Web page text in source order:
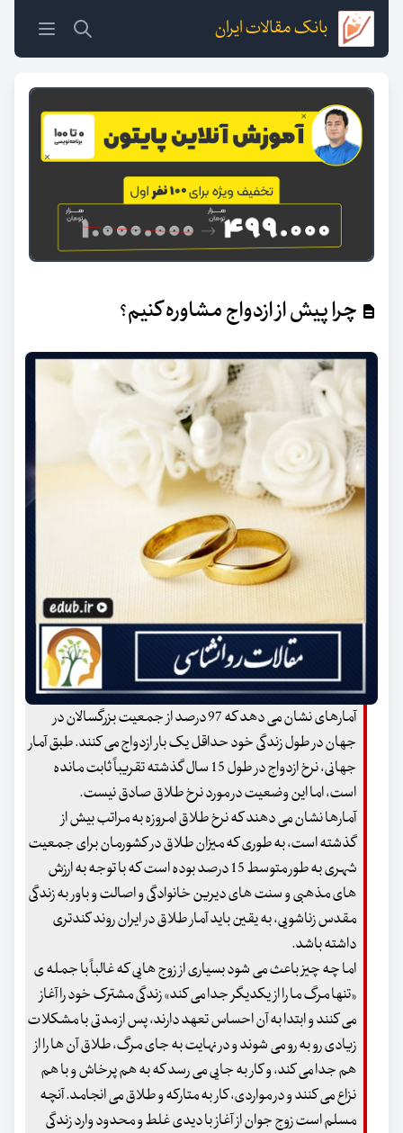
بانک مقالات ایران
چرا پیش از ازدواج مشاوره کنیم؟
آمارهای نشان می دهد که 97 درصد از جمعیت بزرگسالان در
جهان در طول زندگی خود حداقل یک بار ازدواج می کنند. طبق آمار
جهانی، نرخ ازدواج در طول 15 سال گذشته تقریباً ثابت مانده
است، اما این وضعیت در مورد نرخ طلاق صادق نیست.
آمارها نشان می دهند که نرخ طلاق امروزه به مراتب بیش از
گذشته است، به طوری که میزان طلاق در کشورمان برای جمعیت
شهری به طور متوسط 15 درصد بوده است که با توجه به ارزش
های مذهبی و سنت های دیرین خانوادگی و اصالت و باور به زندگی
مقدس زناشویی، به یقین باید آمار طلاق در ایران روند کندتری
داشته باشد.
اما چه چیز باعث می شود بسیاری از زوج هایی که غالباً با جمله ی
«تنها مرگ ما را از یکدیگر جدا می کند» زندگی مشترک خود را آغاز
می کنند و ابتدا به آن احساس تعهد دارند، پس از مدتی با مشکلات
زیادی رو به رو می شوند و در نهایت به جای مرگ، طلاق آن ها را از
هم جدا می کند، و کار به جایی می رسد که به هم پرخاش و با هم
نزاع می کنند و در مواردی، کار به متارکه و طلاق می انجامد. آنچه
مسلم است زوج جوان از آغاز با دیدی غلط و محدود وارد زندگی